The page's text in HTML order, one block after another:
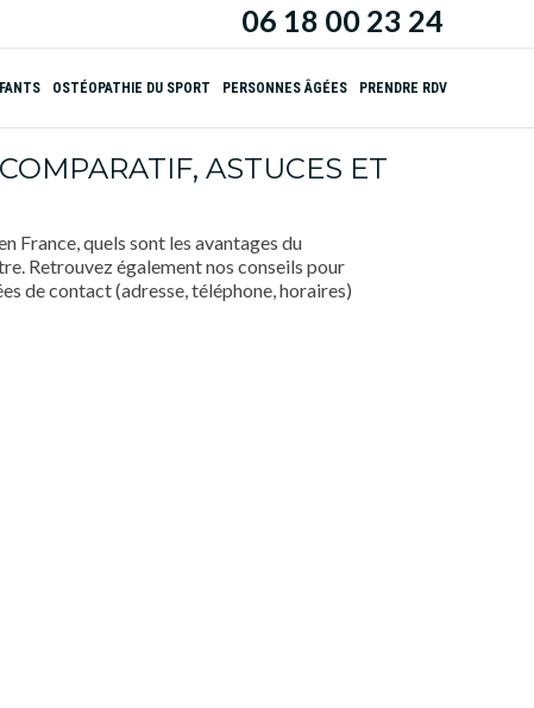
06 18 00 23 24
OSTÉOPATHIE DU SPORT PERSONNES ÂGÉES PRENDRE RDV
ASTUCES ET
France, quels sont les avantages du
Retrouvez également nos conseils pour
de contact (adresse, téléphone, horaires)